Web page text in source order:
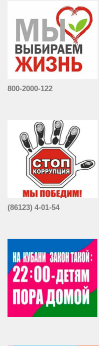
800-2000-122
(86123) 4-01-54